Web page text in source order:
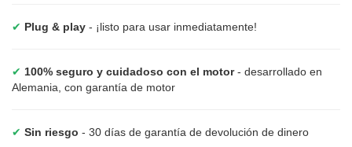
✔ Plug & play - ¡listo para usar inmediatamente!
✔ 100% seguro y cuidadoso con el motor- desarrollado en
Alemania, con garantía de motor
✔ Sin riesgo - 30 días de garantía de devolución de dinero